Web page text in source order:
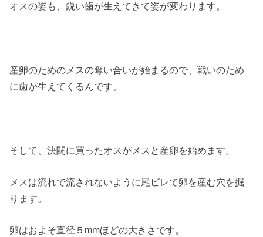
オスの姿も、鋭い歯が生えてきて姿が変わります。
産卵のためのメスの奪い合いが始まるので、戦いのため
に歯が生えてくるんです。
そして、決闘に買ったオスがメスと産卵を始めます。
メスは流れで流されないように尾ビレで卵を産む穴を掘
ります。
卵はおよそ直径５mmほどの大きさです。